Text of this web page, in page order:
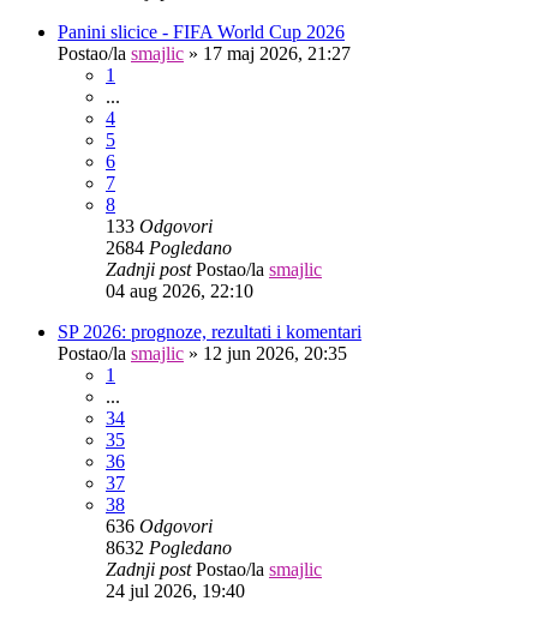
Panini slicice - FIFA World Cup 2026
Postao/la smajlic » 17 maj 2026, 21:27
1
...
4
5
6
7
8
133 Odgovori
2684 Pogledano
Zadnji postPostao/la smajlic
04 aug 2026, 22:10
SP 2026: prognoze, rezultati i komentari
Postao/la smajlic » 12 jun 2026, 20:35
1
...
34
35
36
37
38
636 Odgovori
8632 Pogledano
Zadnji postPostao/la smajlic
24 jul 2026, 19:40